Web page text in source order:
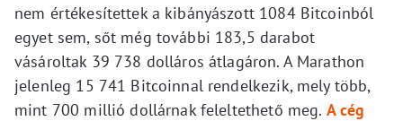
nem értékesítettek a kibányászott 1084 Bitcoinból
egyet sem, sőt még további 183,5 darabot
vásároltak 39 738 dolláros átlagáron. A Marathon
jelenleg 15 741 Bitcoinnal rendelkezik, mely több,
mint 700 millió dollárnak feleltethető meg. A cég